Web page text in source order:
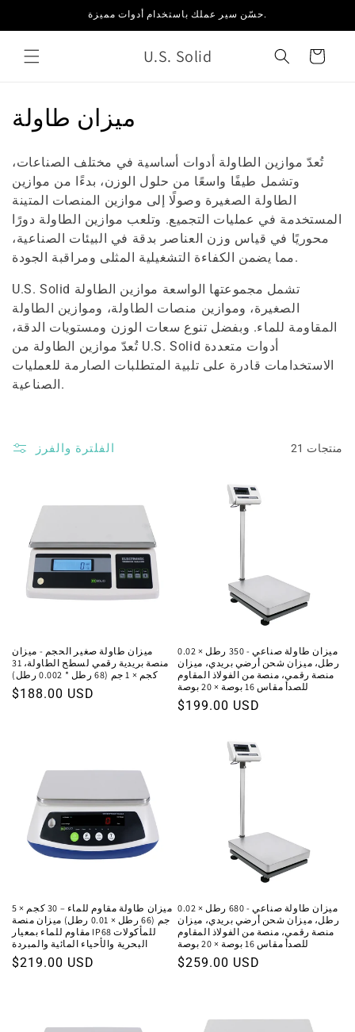
المحتوى
حسّن سير عملك باستخدام أدوات مميزة.
U.S. Solid العربة
م
م
و
ع
ة
:
ميزان طاولة
تُعدّ موازين الطاولة أدوات أساسية في مختلف الصناعات،
وتشمل طيفًا واسعًا من حلول الوزن، بدءًا من موازين
الطاولة الصغيرة وصولًا إلى موازين المنصات المتينة
المستخدمة في عمليات التجميع. وتلعب موازين الطاولة دورًا
محوريًا في قياس وزن العناصر بدقة في البيئات الصناعية،
مما يضمن الكفاءة التشغيلية المثلى ومراقبة الجودة.
U.S. Solid تشمل مجموعتها الواسعة موازين الطاولة
الصغيرة، وموازين منصات الطاولة، وموازين الطاولة
المقاومة للماء. وبفضل تنوع سعات الوزن ومستويات الدقة،
تُعدّ موازين الطاولة من U.S. Solid أدوات متعددة
الاستخدامات قادرة على تلبية المتطلبات الصارمة للعمليات
الصناعية.
الفلترة والفرز 21 منتجات
ميزان طاولة صغير الحجم - ميزان
منصة بريدية رقمي لسطح الطاولة، 31
كجم × 1 جم (68 رطل * 0.002 رطل)
السعر
$188.00 USD
ميزان طاولة صناعي - 350 رطل × 0.02
رطل، ميزان شحن أرضي بريدي، ميزان
منصة رقمي، منصة من الفولاذ المقاوم
للصدأ مقاس 16 بوصة × 20 بوصة
السعر
$199.00 USD
ميزان طاولة مقاوم للماء – 30 كجم × 5
جم (66 رطل × 0.01 رطل) ميزان منصة
مقاوم للماء بمعيار IP68 للمأكولات
البحرية والأحياء المائية والمبردة
السعر
$219.00 USD
ميزان طاولة صناعي - 680 رطل × 0.02
رطل، ميزان شحن أرضي بريدي، ميزان
منصة رقمي، منصة من الفولاذ المقاوم
للصدأ مقاس 16 بوصة × 20 بوصة
السعر
$259.00 USD